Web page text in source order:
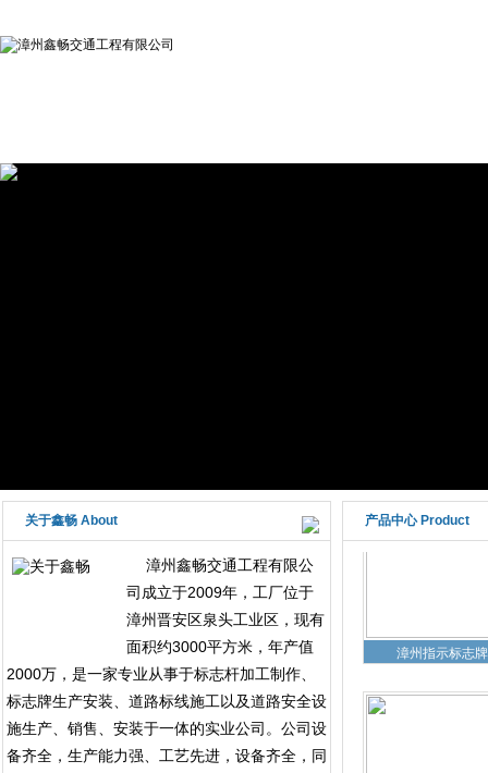
产品中心 Product
漳州指示标志牌
关于鑫畅 About
漳州鑫畅交通工程有限公
司成立于2009年，工厂位于
漳州晋安区泉头工业区，现有
面积约3000平方米，年产值
2000万，是一家专业从事于标志杆加工制作、
标志牌生产安装、道路标线施工以及道路安全设
施生产、销售、安装于一体的实业公司。公司设
备齐全，生产能力强、工艺先进，设备齐全，同